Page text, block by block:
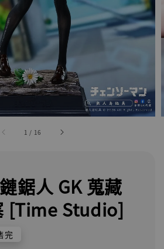
1 / 16
鋸人 GK 蒐藏
[Time Studio]
完